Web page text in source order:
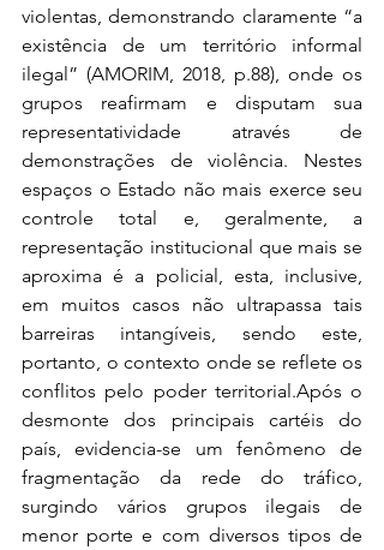
violentas, demonstrando claramente “a
existência de um território informal
ilegal” (AMORIM, 2018, p.88), onde os
grupos reafirmam e disputam sua
representatividade através de
demonstrações de violência. Nestes
espaços o Estado não mais exerce seu
controle total e, geralmente, a
representação institucional que mais se
aproxima é a policial, esta, inclusive,
em muitos casos não ultrapassa tais
barreiras intangíveis, sendo este,
portanto, o contexto onde se reflete os
conflitos pelo poder territorial.Após o
desmonte dos principais cartéis do
país, evidencia-se um fenômeno de
fragmentação da rede do tráfico,
surgindo vários grupos ilegais de
menor porte e com diversos tipos de